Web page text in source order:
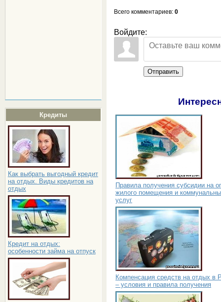
Кредиты
Как выбрать выгодный кредит
на отдых. Виды кредитов на
отдых
Кредит на отдых:
особенности займа на отпуск
Всего комментариев: 0
Войдите:
Отправить
Правила получения субсидии на
жилого помещения и
услуг
Компенсация средств на отдых в
– условия и правила получения